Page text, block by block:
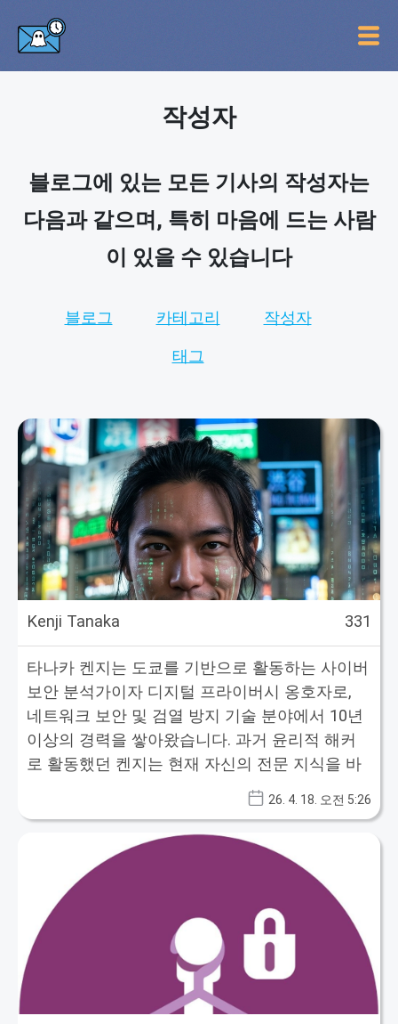
작성자
블로그에 있는 모든 기사의 작성자는
다음과 같으며, 특히 마음에 드는 사람
이 있을 수 있습니다
블로그 카테고리 작성자
태그
Kenji Tanaka 331
타나카 켄지는 도쿄를 기반으로 활동하는 사이버
보안 분석가이자 디지털 프라이버시 옹호자로,
네트워크 보안 및 검열 방지 기술 분야에서 10년
이상의 경력을 쌓아왔습니다. 과거 윤리적 해커
로 활동했던 켄지는 현재 자신의 전문 지식을 바
탕으로 사용자들이 온라인 익명성을 되찾을 수
있도록 돕는 데 힘쓰고 있습니다. tempmailo.co
에서 그는 스팸 필터를 우회하고, 개인 데이터를
보호하며, 디지털 흔적을 남기지 않고 현대 웹의
복잡한 환경을 헤쳐 나가는 방법에 대한 실용적
인 가이드를 전문으로 다루고 있습니다. 그의 좌
우명은 '당신의 데이터는 당신의 성입니다. 일회
용 열쇠가 없는 사람은 누구도 들여보내지 마십
26. 4. 18. 오전 5:26